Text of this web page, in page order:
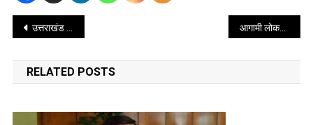
Post
navigation
उत्तराखंड सरकार का सराहनीय कदम: उपद्रवियों पर शिकंजा कसने के लिए बनेगा कानून आगामी लोकसभा चुनाव को लेकर सीएम धामी और सांसद राज्यलक्ष्मी शाह ने किया रोड शो
RELATED POSTS